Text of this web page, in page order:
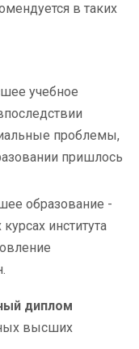
в таких
учебное
проблемы,
пришлось
образование -
института
диплом
высших